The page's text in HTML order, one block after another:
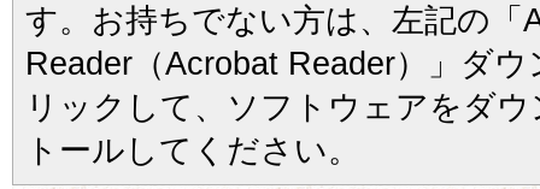
す。お持ちでない方は、左記の「
Reader（Acrobat Reader）」ダ
リックして、ソフトウェアをダ
トールしてください。